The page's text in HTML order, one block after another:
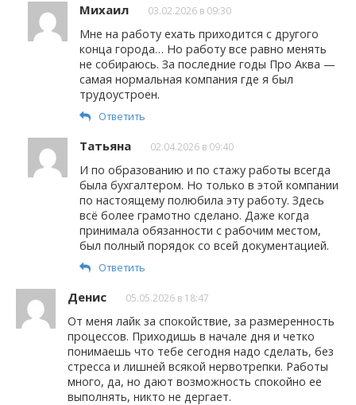
Михаил 03.02.2026 в 09:30
Мне на работу ехать приходится с другого
конца города… Но работу все равно менять
не собираюсь. За последние годы Про Аква —
самая нормальная компания где я был
трудоустроен.
Ответить
Татьяна 02.04.2026 в 09:40
И по образованию и по стажу работы всегда
была бухгалтером. Но только в этой компании
по настоящему полюбила эту работу. Здесь
всё более грамотно сделано. Даже когда
принимала обязанности с рабочим местом,
был полный порядок со всей документацией.
Ответить
Денис 05.05.2026 в 18:47
От меня лайк за спокойствие, за размеренность
процессов. Приходишь в начале дня и четко
понимаешь что тебе сегодня надо сделать, без
стресса и лишней всякой нервотрепки. Работы
много, да, но дают возможность спокойно ее
выполнять, никто не дергает.